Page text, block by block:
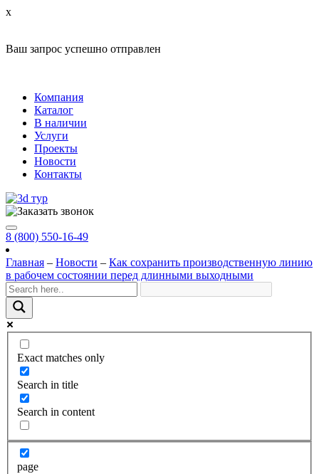
x
Ваш запрос успешно отправлен
Компания
Каталог
В наличии
Услуги
Проекты
Новости
Контакты
8 (800) 550-16-49
Главная – Новости – Как сохранить производственную линию
в рабочем состоянии перед длинными выходными
Exact matches only
Search in title
Search in content
page